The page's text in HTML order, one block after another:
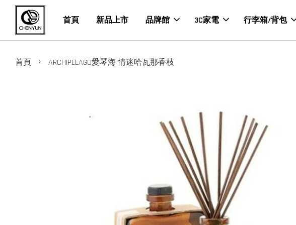
首頁 新品上市 品牌館 3C家電 行李箱/背包
首頁 › ARCHIPELAGO愛琴海 情迷哈瓦那香枝